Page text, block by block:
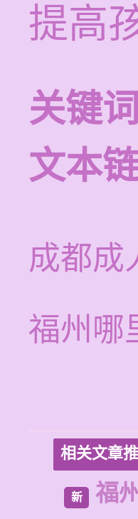
提高
关键词
文本链
成都成
福州哪
相关文章
新 福